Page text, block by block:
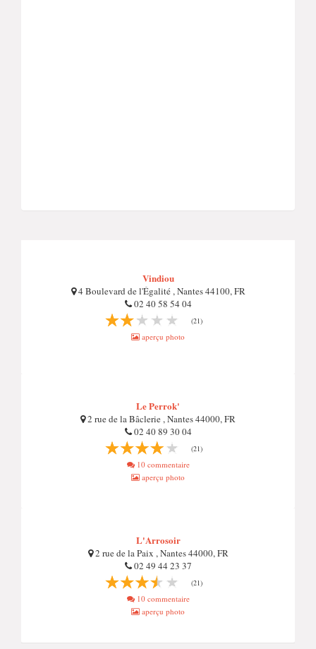
Vindiou
4 Boulevard de l'Égalité , Nantes 44100, FR
02 40 58 54 04
(21)
aperçu photo
Le Perrok'
2 rue de la Bâclerie , Nantes 44000, FR
02 40 89 30 04
(21)
10 commentaire
aperçu photo
L'Arrosoir
2 rue de la Paix , Nantes 44000, FR
02 49 44 23 37
(21)
10 commentaire
aperçu photo